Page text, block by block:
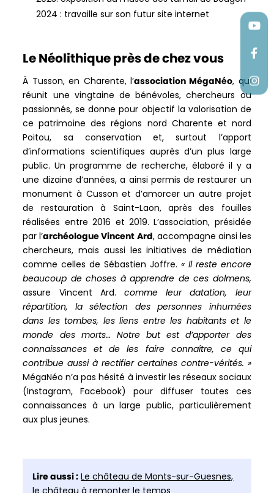
2024 : travaille sur son futur site internet
Le Néolithique près de chez vous
À Tusson, en Charente, l’association MégaNéo, qui
réunit une vingtaine de bénévoles, chercheurs ou
passionnés, se donne pour objectif la valorisation de
ce patrimoine des régions nord Charente et nord
Poitou, sa conservation et, surtout l’apport
d’informations scientifiques auprès d’un plus large
public. Un programme de recherche, élaboré il y a
une dizaine d’années, a ainsi permis de restaurer un
monument à Cusson et d’amorcer un autre projet
de restauration à Saint-Laon, après des fouilles
réalisées entre 2016 et 2019. L’association, présidée
par l’archéologue Vincent Ard, accompagne ainsi les
chercheurs, mais aussi les initiatives de médiation
comme celles de Sébastien Joffre. « Il reste encore
beaucoup de choses à apprendre de ces dolmens,
assure Vincent Ard. comme leur datation, leur
répartition, la sélection des personnes inhumées
dans les tombes, les liens entre les habitants et le
monde des morts… Notre but est d’apporter des
connaissances et de les faire connaître, ce qui
contribue aussi à rectifier certaines contre-vérités. »
MégaNéo n’a pas hésité à investir les réseaux sociaux
(Instagram, Facebook) pour diffuser toutes ces
connaissances à un large public, particulièrement
aux plus jeunes.
Lire aussi : Le château de Monts-sur-Guesnes,
le château à remonter le temps